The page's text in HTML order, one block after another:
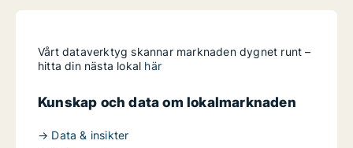
Vårt dataverktyg skannar marknaden dygnet runt –
hitta din nästa lokal här
Kunskap och data om lokalmarknaden
→ Data & insikter